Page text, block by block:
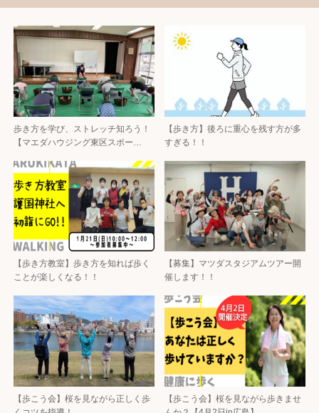
歩き方を学び、ストレッチ知ろう！
【マエダハウジング東区スポー…
【歩き方】後ろに重心を残す方が多
すぎる！！
【歩き方教室】歩き方を知れば歩く
ことが楽しくなる！！
【募集】マツダスタジアムツアー開
催します！！
【歩こう会】桜を見ながら正しく歩
【歩こう会】桜を見ながら歩きませ